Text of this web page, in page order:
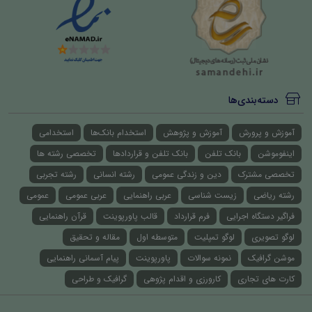
دسته‌بندی‌ها
آموزش و پرورش آموزش و پژوهش استخدام بانک‌ها
استخدامی
اینفوموشن
بانک تلفن بانک تلفن و قراردادها
تخصصی رشته ها
تخصصی مشترک
دین و زندگی عمومی رشته انسانی
رشته تجربی
رشته ریاضی
زیست شناسی عربی راهنمایی عربی عمومی
عمومی
فراگیر دستگاه اجرایی
فرم قرارداد قالب پاورپوینت
قرآن راهنمایی
لوگو تصویری
لوگو تمپلیت متوسطه اول
مقاله و تحقیق
موشن گرافیک
نمونه سوالات پاورپوینت
پیام آسمانی راهنمایی
کارت های تجاری
کارورزی و اقدام پژوهی گرافیک و طراحی